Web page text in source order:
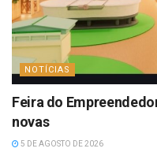
NOTÍCIAS
Feira do
novas
5 DE AGOSTO DE 2026